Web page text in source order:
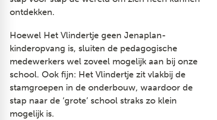
ontdekken.
Hoewel Het Vlindertje geen Jenaplan-
kinderopvang is, sluiten de pedagogische
medewerkers wel zoveel mogelijk aan bij onze
school. Ook fijn: Het Vlindertje zit vlakbij de
stamgroepen in de onderbouw, waardoor de
stap naar de ‘grote’ school straks zo klein
mogelijk is.